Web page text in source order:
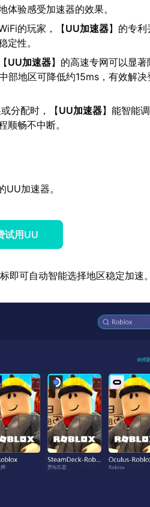
体验感受加速器的效果。
的玩家，【UU加速器】的专
定性。
UU加速器】的高速专网可以显
部地区可降低约15ms，有效解决
分配时，【UU加速器】能智能
顺畅不中断。
加速器。
试用UU
即可自动智能选择地区稳定加速